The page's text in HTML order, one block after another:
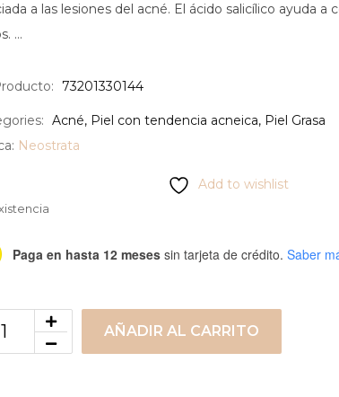
a las lesiones del acné. El ácido salicílico ayuda a
…
73201330144
Acné, Piel con tendencia acneica, Piel Grasa
Neostrata
Add to wishlist
Paga en hasta 12 mesessin tarjeta de crédito. Saber
AÑADIR AL CARRITO